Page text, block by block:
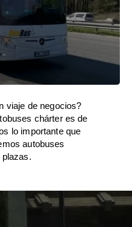
viaje de negocios?
chárter es de
lo importante que
autobuses